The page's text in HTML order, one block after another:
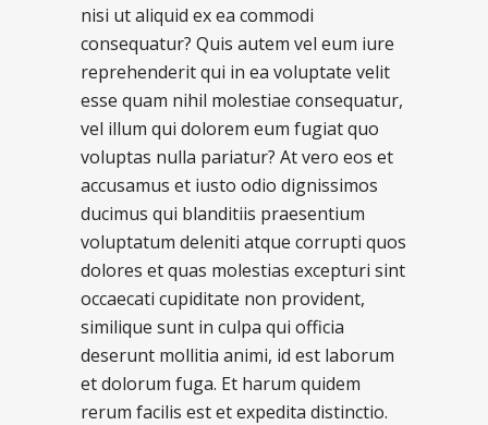
nisi ut aliquid ex ea commodi
consequatur? Quis autem vel eum iure
reprehenderit qui in ea voluptate velit
esse quam nihil molestiae consequatur,
vel illum qui dolorem eum fugiat quo
voluptas nulla pariatur? At vero eos et
accusamus et iusto odio dignissimos
ducimus qui blanditiis praesentium
voluptatum deleniti atque corrupti quos
dolores et quas molestias excepturi sint
occaecati cupiditate non provident,
similique sunt in culpa qui officia
deserunt mollitia animi, id est laborum
et dolorum fuga. Et harum quidem
rerum facilis est et expedita distinctio.